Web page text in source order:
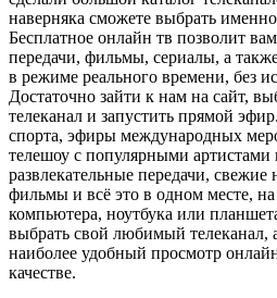
наверняка сможете выбрать
Бесплатное онлайн тв позволит
передачи, фильмы, сериалы, а
в режиме реального времени, без
Достаточно зайти к нам на сайт,
телеканал и запустить прямой
спорта, эфиры международных
телешоу с популярными
развлекательные передачи,
фильмы и всё это в одном месте,
компьютера, ноутбука или
выбрать свой любимый телеканал,
наиболее удобный просмотр
качестве.